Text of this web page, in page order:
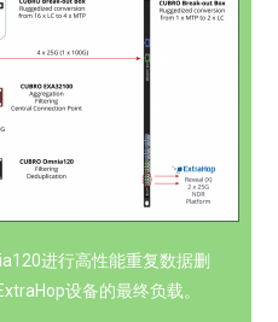
进行高性能重复数据删
设备的最终负载。